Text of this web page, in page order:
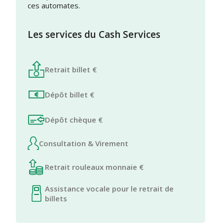
ces automates.
Les services du Cash Services
Retrait billet €
Dépôt billet €
Dépôt chèque €
Consultation & Virement
Retrait rouleaux monnaie €
Assistance vocale pour le retrait de
billets